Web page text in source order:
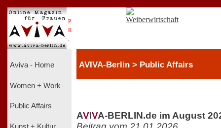
P
R
Aviva - Home
Women + Work
Public Affairs
Kunst + Kultur
AVIVA-Berlin > Public Affairs
AVIVA-BERLIN.de im August